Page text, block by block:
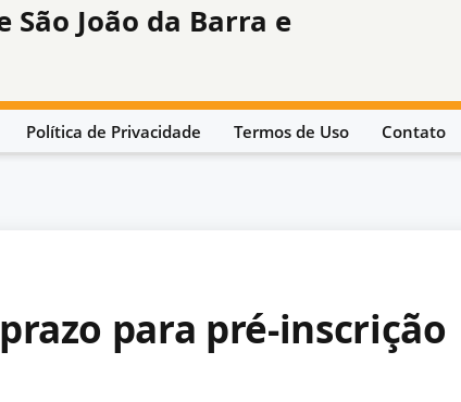
João da Barra e
Política de Privacidade Termos de Uso Contato
para pré-inscrição